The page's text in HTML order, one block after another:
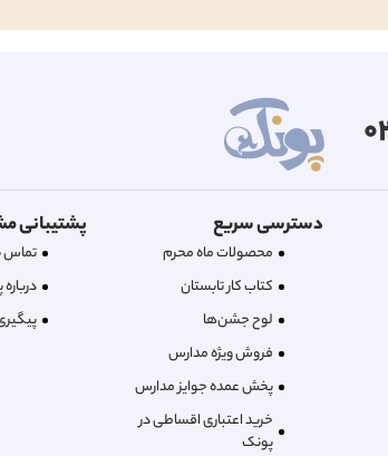
دسترسی سریع
محصولات ماه محرم
کتاب کار تابستان
لوح جشن‌ها
فروش ویژه مدارس
پخش عمده جوایز مدارس
خرید اعتباری اقساطی در
پونک
پشتیبانی
تماس